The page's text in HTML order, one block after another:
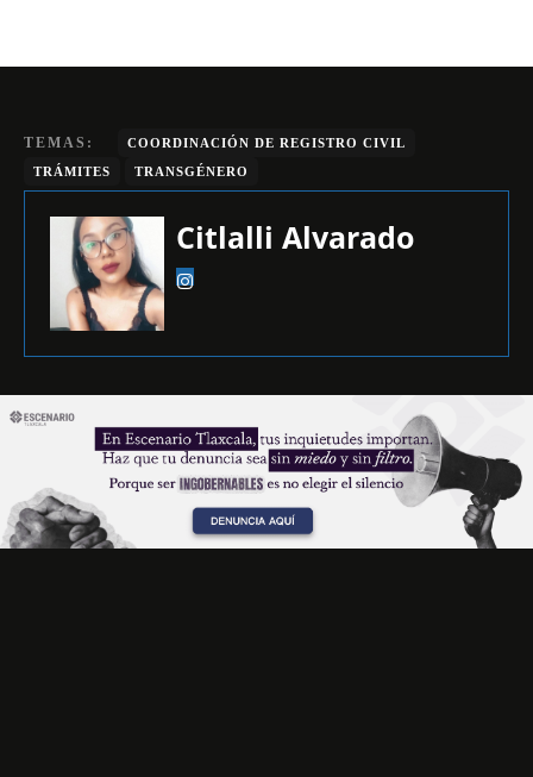
TEMAS:
COORDINACIÓN DE REGISTRO CIVIL
TRÁMITES
TRANSGÉNERO
Citlalli Alvarado